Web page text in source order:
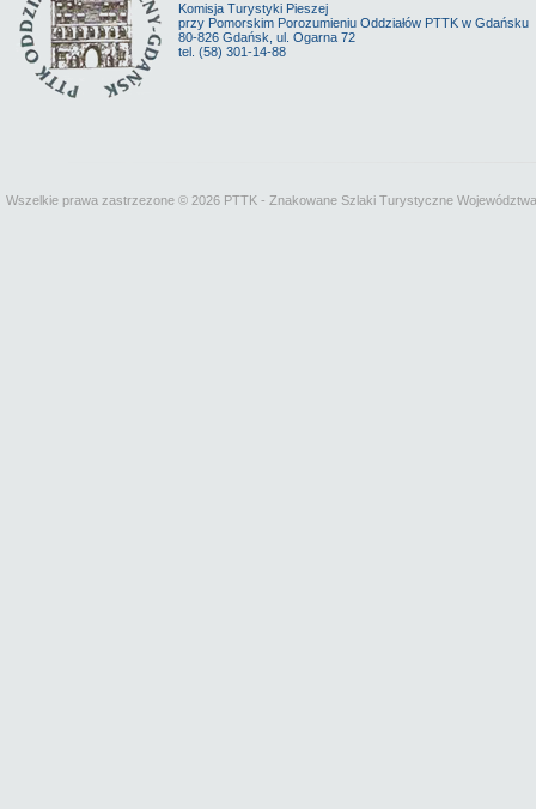
Komisja Turystyki Pieszej
przy Pomorskim Porozumieniu Oddziałów PTTK w Gdańsku
80-826 Gdańsk, ul. Ogarna 72
tel. (58) 301-14-88
Wszelkie prawa zastrzezone © 2026 PTTK - Znakowane Szlaki Turystyczne